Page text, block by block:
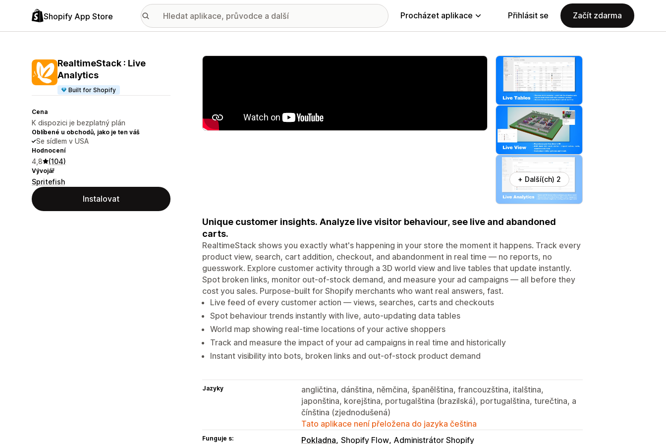
Shopify App Store Procházet aplikace Přihlásit se Začít zdarma
RealtimeStack : Live
Analytics
Built for Shopify
Cena
K dispozici je bezplatný plán
Oblíbené u obchodů, jako je ten váš
Se sídlem v USA
Hodnocení
4,8 (104)
Vývojář
Spritefish
Instalovat
Galerie propagovaných obrázků
+ Další(ch) 2
Unique customer insights. Analyze live visitor behaviour, see live and abandoned
carts.
RealtimeStack shows you exactly what's happening in your store the moment it happens. Track every
product view, search, cart addition, checkout, and abandonment in real time — no reports, no
guesswork. Explore customer activity through a 3D world view and live tables that update instantly.
Spot broken links, monitor out-of-stock demand, and measure your ad campaigns — all before they
cost you sales. Purpose-built for Shopify merchants who want real answers, fast.
Live feed of every customer action — views, searches, carts and checkouts
Spot behaviour trends instantly with live, auto-updating data tables
World map showing real-time locations of your active shoppers
Track and measure the impact of your ad campaigns in real time and historically
Instant visibility into bots, broken links and out-of-stock product demand
Jazyky
angličtina, dánština, němčina, španělština, francouzština, italština,
japonština, korejština, portugalština (brazilská), portugalština, turečtina, a
čínština (zjednodušená)
Tato aplikace není přeložena do jazyka čeština
Funguje s: Pokladna Shopify Flow Administrátor Shopify